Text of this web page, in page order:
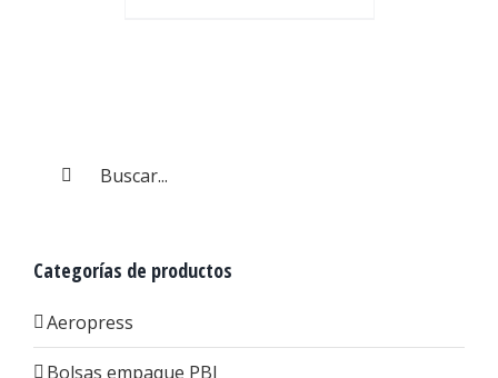
Categorías de productos
Aeropress
Bolsas empaque PBI